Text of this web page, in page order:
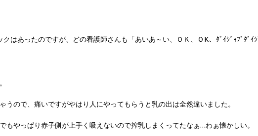
あったのですが、どの看護師さんも「あいあ～い、ＯＫ、ＯK、ﾀﾞｲｼﾞｮﾌﾞﾀﾞｲ
ので、痛いですがやはり人にやってもらうと乳の出は全然違いました。
やっぱり赤子側が上手く吸えないので搾乳しまくってたなぁ…わぁ懐かしい。